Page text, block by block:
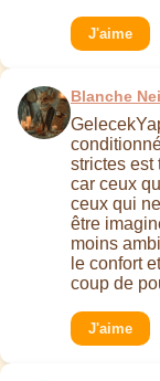
J'aime
Blanche
strictes est
car ceux
ceux qui
être
moins
le confort
coup de
J'aime